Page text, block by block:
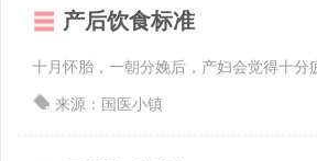
产后饮食标准
十月怀胎，一朝分娩后，产妇会觉得十分
来源：国医小镇